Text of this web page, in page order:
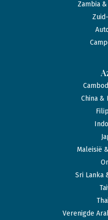
Zambia
China &
Maleisië
Sri Lanka
Verenigde